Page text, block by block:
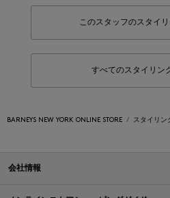
このスタッフのスタイ
すべてのスタイリン
BARNEYS NEW YORK ONLINE STORE スタイリン
会社情報